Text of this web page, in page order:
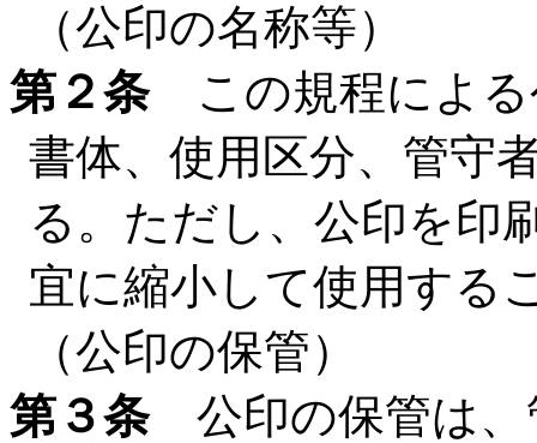
（公印の名称等）
第２条この規程による
書体、使用区分、管守
る。ただし、公印を印
宜に縮小して使用する
（公印の保管）
第３条公印の保管は、